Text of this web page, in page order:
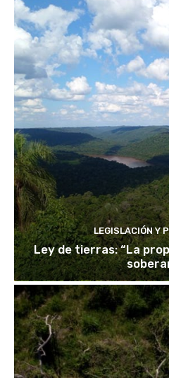
LEGISLACIÓN Y
Ley de tierras: “La